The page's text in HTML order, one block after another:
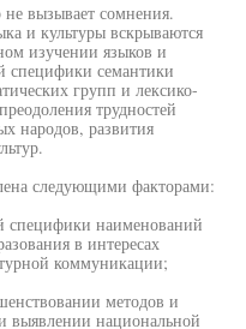
не вызывает сомнения.
и культуры вскрываются
изучении языков и
специфики семантики
групп и лексико-
трудностей
народов, развития
следующими факторами:
специфики наименований
в интересах
коммуникации;
методов и
выявлении национальной